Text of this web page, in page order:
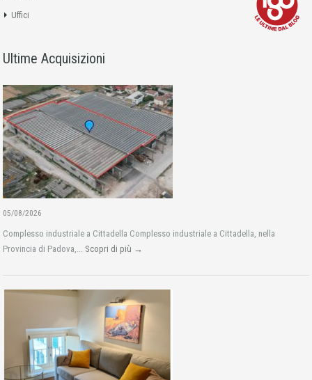
Uffici
Ultime Acquisizioni
05/08/2026
Complesso industriale a Cittadella Complesso industriale a Cittadella, nella
Provincia di Padova,... Scopri di più →